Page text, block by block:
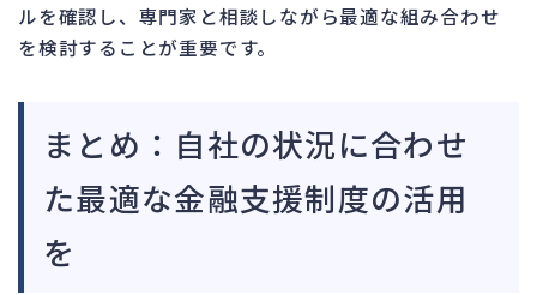
ルを確認し、専門家と相談しながら最適な組み合わせ
を検討することが重要です。
まとめ：自社の状況に合わせ
た最適な金融支援制度の活用
を